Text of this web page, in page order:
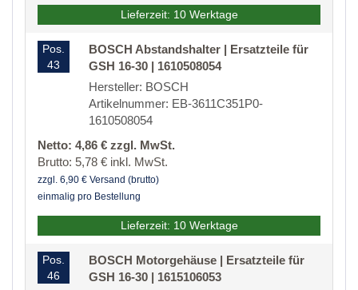
Lieferzeit: 10 Werktage
Pos.
43
BOSCH Abstandshalter | Ersatzteile für
GSH 16-30 | 1610508054
Hersteller: BOSCH
Artikelnummer: EB-3611C351P0-
1610508054
Netto: 4,86 € zzgl. MwSt.
Brutto: 5,78 € inkl. MwSt.
zzgl. 6,90 € Versand (brutto)
einmalig pro Bestellung
Lieferzeit: 10 Werktage
Pos.
46
BOSCH Motorgehäuse | Ersatzteile für
GSH 16-30 | 1615106053